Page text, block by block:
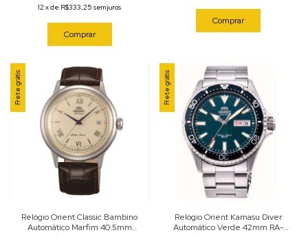
12 xde R$333,25 sem juros
Comprar
Comprar
Frete grátis
Relógio Orient Classic Bambino
Automático Marfim 40.5mm
Frete grátis
Relógio Orient Kamasu Diver
Automático Verde 42mm RA-